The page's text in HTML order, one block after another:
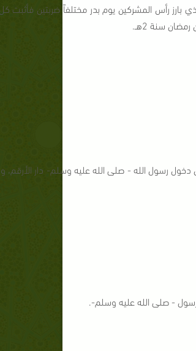
رأس المشركين يوم بدر مختلفاً ضربتين فأثبت
سنة 2هـ.
رسول الله - صلى الله عليه وسلم- دار الأرقم،
- صلى الله عليه وسلم-.